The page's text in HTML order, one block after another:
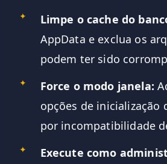
✦ Limpe o cache do
AppData e exclua os
podem ter sido
✦ Force o modo janela:
opções de inicialização
por incompatibilidade
✦ Execute como